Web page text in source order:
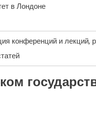
в Лондоне
конференций и лекций,